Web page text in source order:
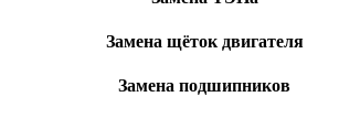
Замена щёток двигателя
Замена подшипников